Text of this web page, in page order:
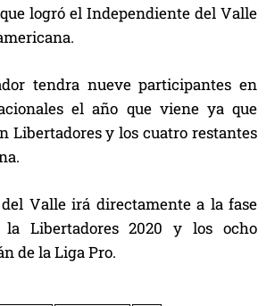
logró el Independiente del Valle
tendra nueve participantes en
el año que viene ya que
Libertadores y los cuatro restantes
Valle irá directamente a la fase
Libertadores 2020 y los ocho
de la Liga Pro.